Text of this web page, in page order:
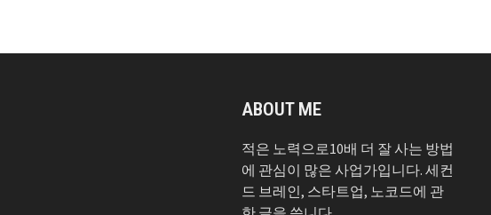
매
김
ABOUT ME
적은 노력으로10배 더 잘 사는 방법
에 관심이 많은 사업가입니다. 세컨
드 브레인, 스타트업, 노코드에 관